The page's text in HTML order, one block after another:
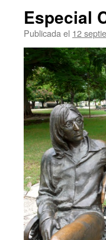
Especial
Publicada el 12